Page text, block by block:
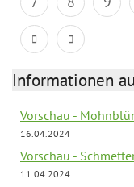
Informationen
Vorschau -
16.04.2024
Vorschau -
11.04.2024